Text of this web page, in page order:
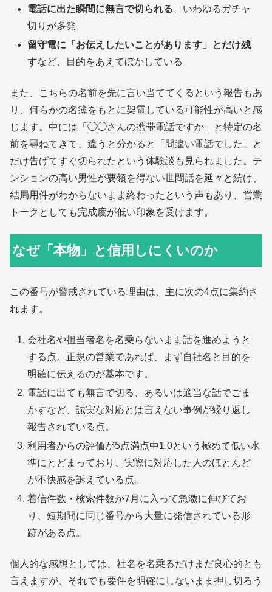
電話に出た瞬間に無言で切られる 、いわゆるガチャ
切りが多発
留守電に「お伝えしたいことがあります」とだけ残
すなど、目的をあえてぼかしている
また、こちらの名前を先に言い当ててくるという報告もあ
り、何らかの名簿をもとに架電している可能性が高いと感
じます。中には「◯◯さんの携帯電話ですか」と特定の名
前を尋ねてきて、違うと分かると「間違い電話でした」と
だけ告げてすぐ切られたという体験談も見られました。テ
ンションの高い男性が要領を得ない世間話を延々と続け、
結局用件がわからないまま終わったという声もあり、営業
トークとしても完成度が低い印象を受けます。
なぜ「本物」と信用しにくいのか
この番号が警戒されている理由は、主に次の4点に集約さ
れます。
会社名や担当者名を名乗らないまま話を進めようと
する点。正規の営業であれば、まず自社名と目的を
明確に伝えるのが基本です。
電話に出ても無言で切る、あるいは適当な話でごま
かすなど、誠実な対応とは言えない事例が繰り返し
報告されている点。
利用者からの評価が5点満点中1.0という極めて低い水
準にとどまっており、実際に対応した人のほとんど
が不快感を訴えている点。
着信件数・検索件数が7月に入って急激に伸びてお
り、短期間に同じ番号から大量に発信されている形
跡がある点。
個人的な感想としては、社名を名乗るだけまだ良心的とも
言えますが、それでも要件を明確にしないまま押し切ろう